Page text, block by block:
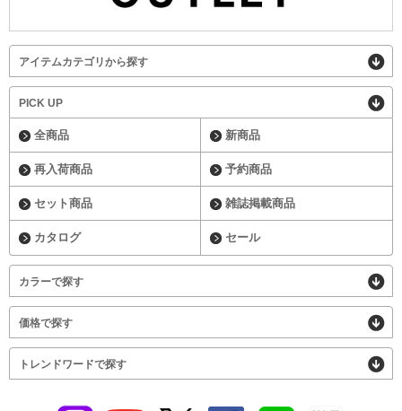
アイテムカテゴリから探す
PICK UP
全商品 新商品
再入荷商品 予約商品
セット商品 雑誌掲載商品
カタログ セール
カラーで探す
価格で探す
トレンドワードで探す